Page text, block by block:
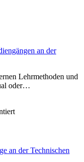
Lehrmethoden und
oder…